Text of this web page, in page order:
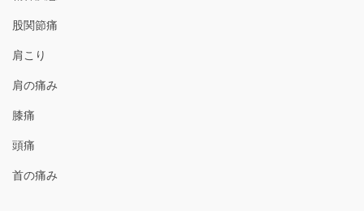
股関節痛
肩こり
肩の痛み
膝痛
頭痛
首の痛み